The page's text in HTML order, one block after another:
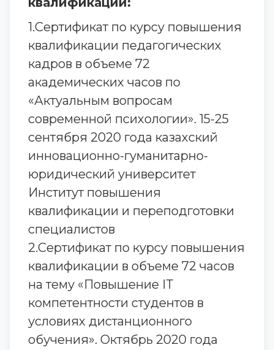
1.Сертификат по курсу повышения
квалификации педагогических
кадров в объеме 72
академических часов по
«Актуальным вопросам
современной психологии». 15-25
сентября 2020 года казахский
инновационно-гуманитарно-
юридический университет
Институт повышения
квалификации и переподготовки
специалистов
2.Сертификат по курсу повышения
квалификации в объеме 72 часов
на тему «Повышение IT
компетентности студентов в
условиях дистанционного
обучения». Октябрь 2020 года